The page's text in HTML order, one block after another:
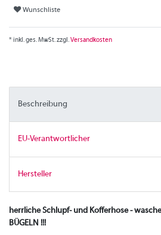
Wunschliste
* inkl. ges. MwSt. zzgl.Versandkosten
Beschreibung
EU-Verantwortlicher
Hersteller
herrliche Schlupf- und Kofferhose -
BÜGELN !!!